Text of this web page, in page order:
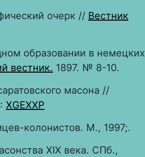
очерк // Вестник
образовании в немецких
вестник. 1897. № 8-10.
масона //
XGEXXP
колонистов. М., 1997;.
XIX века. СПб.,